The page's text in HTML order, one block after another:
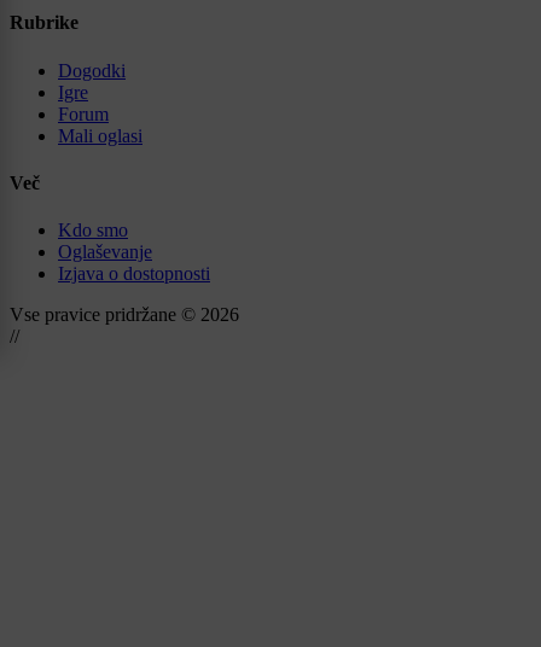
Rubrike
Dogodki
Igre
Forum
Mali oglasi
Več
Kdo smo
Oglaševanje
Izjava o dostopnosti
Vse pravice pridržane © 2026
//